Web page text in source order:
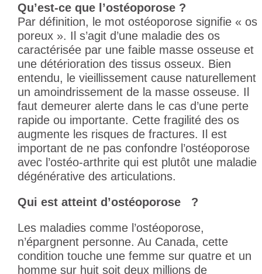
Qu’est-ce que l’ostéoporose ?
Par définition, le mot ostéoporose signifie « os
poreux ». Il s’agit d’une maladie des os
caractérisée par une faible masse osseuse et
une détérioration des tissus osseux. Bien
entendu, le vieillissement cause naturellement
un amoindrissement de la masse osseuse. Il
faut demeurer alerte dans le cas d’une perte
rapide ou importante. Cette fragilité des os
augmente les risques de fractures. Il est
important de ne pas confondre l’ostéoporose
avec l’ostéo-arthrite qui est plutôt une maladie
dégénérative des articulations.
Qui est atteint d’ostéoporose ?
Les maladies comme l’ostéoporose,
n’épargnent personne. Au Canada, cette
condition touche une femme sur quatre et un
homme sur huit soit deux millions de